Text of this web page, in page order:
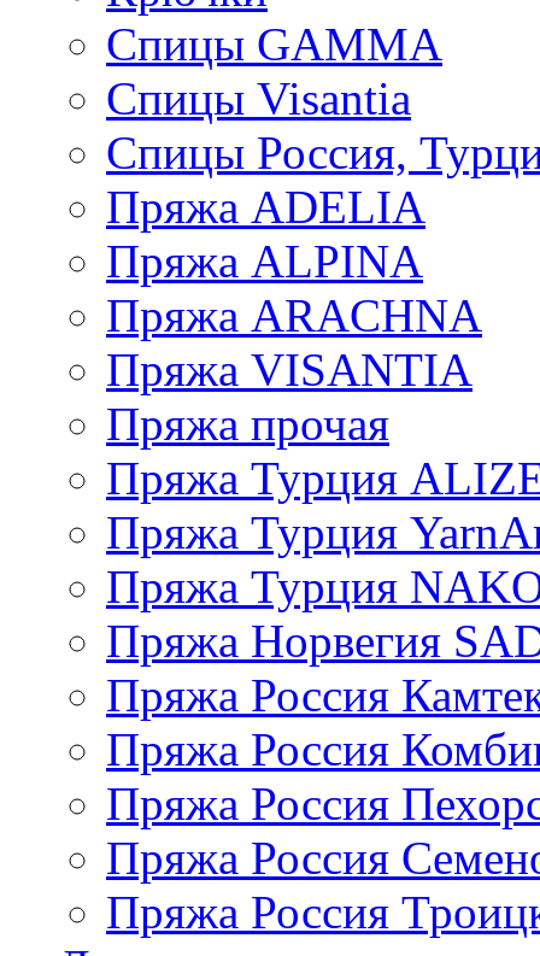
Спицы GAMMA
Спицы Visantia
Спицы Россия,
Пряжа ADELIA
Пряжа ALPINA
Пряжа ARACHNA
Пряжа VISANTIA
Пряжа прочая
Пряжа Турция
Пряжа Турция
Пряжа Турция
Пряжа Норвегия
Пряжа Россия
Пряжа Россия
Пряжа Россия
Пряжа Россия
Пряжа Россия